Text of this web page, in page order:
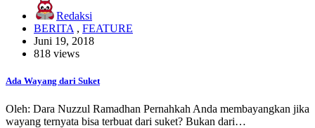
Redaksi
BERITA , FEATURE
Juni 19, 2018
818 views
Ada Wayang dari Suket
Oleh: Dara Nuzzul Ramadhan Pernahkah Anda membayangkan jika
wayang ternyata bisa terbuat dari suket? Bukan dari…